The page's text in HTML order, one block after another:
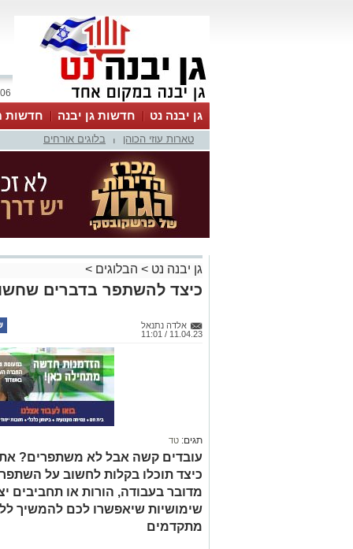
06 אוגוסט 2026 / 02:27
גן יבנה נט חדשות גן יבנה חדשות
MyKehila
טארות עוזי הכוהן בלוגים אורחים
גן יבנה נט > הבלוגים >
כיצד להשתפר בדברים
אלדה נתנאל
11.04.23 / 11:01
תגים: טד
עובדים קשה אבל לא משתפרים?
כיצד תוכלו בקלות לחשוב על
מדובר בעבודה, הורות או תחביבים
שימושיות שיאפשרו לכם להמשיך
מתקדמים